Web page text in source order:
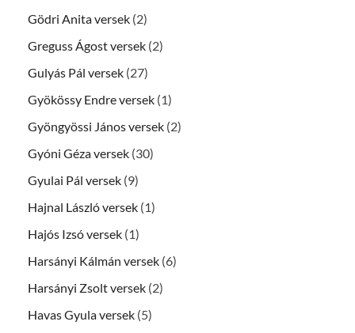
Gödri Anita versek (2)
Greguss Ágost versek (2)
Gulyás Pál versek (27)
Gyökössy Endre versek (1)
Gyöngyössi János versek (2)
Gyóni Géza versek (30)
Gyulai Pál versek (9)
Hajnal László versek (1)
Hajós Izsó versek (1)
Harsányi Kálmán versek (6)
Harsányi Zsolt versek (2)
Havas Gyula versek (5)